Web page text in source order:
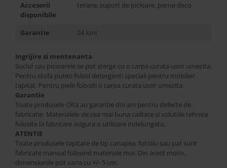
Accesorii
disponibile
tetiere, suport de picioare, perne deco
Garantie 24 luni
Ingrijire si mentenanta
Soclul sau picioarele se pot sterge cu o carpa curata usor umezita.
Pentru stofa puteti folosi detergenti speciali pentru mobilier
tapitat. Pentru piele folositi o carpa curata usor umezita.
Garantie
Toate produsele Olta au garantie doi ani pentru defecte de
fabricatie. Materialele de cea mai buna calitate si solutiile tehnice
folosite la fabricare asigura o utilizare indelungata.
ATENTIE
Toate produsele tapitate de tip canapea, fotoliu sau pat sunt
fabricate manual folosind materiale moi. Din acest motiv,
dimensiunile pot varia cu +/- 5 cm.